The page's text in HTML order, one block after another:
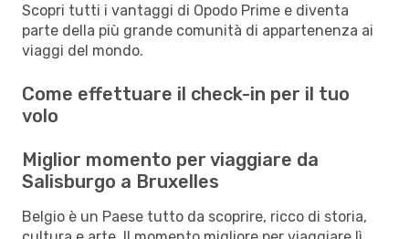
Scopri tutti i vantaggi di Opodo Prime e diventa
parte della più grande comunità di appartenenza ai
viaggi del mondo.
Come effettuare il check-in per il tuo
volo
Miglior momento per viaggiare da
Salisburgo a Bruxelles
Belgio è un Paese tutto da scoprire, ricco di storia,